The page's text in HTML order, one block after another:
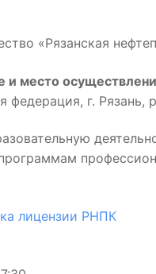
«Рязанская
место
федерация, г.
лицензии РНПК